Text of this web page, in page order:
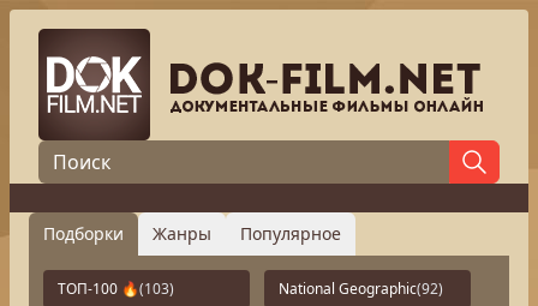
Подборки Жанры Популярное
ТОП-100 🔥(103) National Geographic(92)